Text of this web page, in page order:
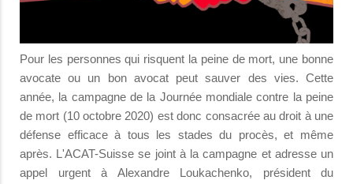
Pour les personnes qui risquent la peine de mort, une bonne
avocate ou un bon avocat peut sauver des vies. Cette
année, la campagne de la Journée mondiale contre la peine
de mort (10 octobre 2020) est donc consacrée au droit à une
défense efficace à tous les stades du procès, et même
après. L'ACAT-Suisse se joint à la campagne et adresse un
appel urgent à Alexandre Loukachenko, président du